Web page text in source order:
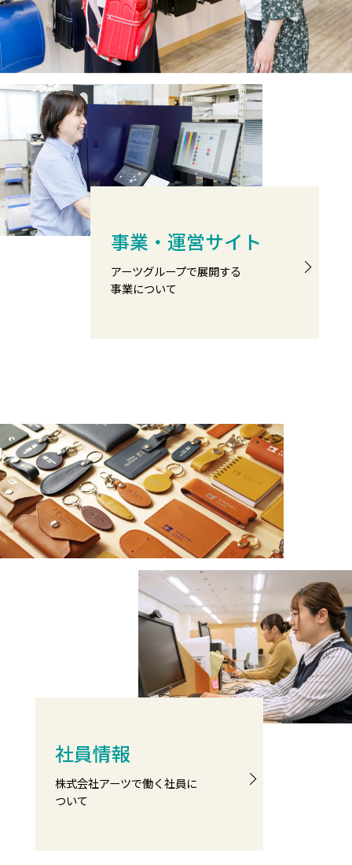
事業・運営サイト
アーツグループで展開する
事業について
社員情報
株式会社アーツで働く社員に
ついて